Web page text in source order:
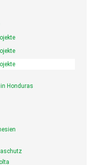
Honduras